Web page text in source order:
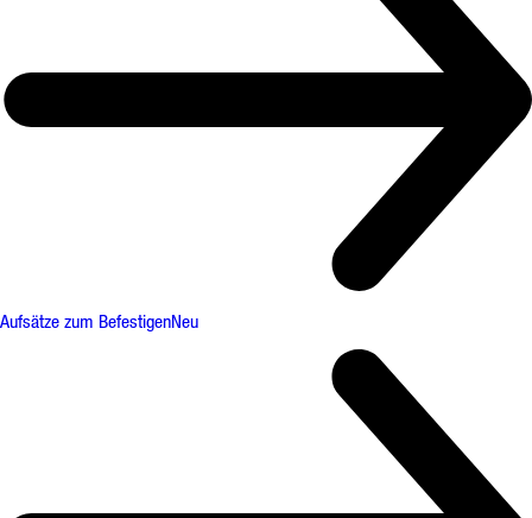
Aufsätze zum BefestigenNeu